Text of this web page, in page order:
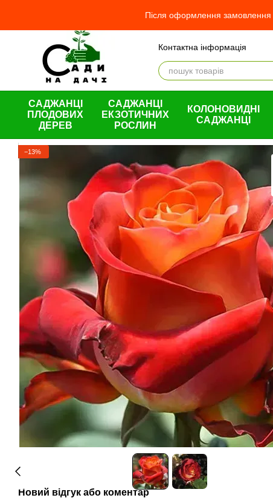
Після оформлення замовлення
Контактна інформація
Відгуки про магазин
Оплата і доставка
САДЖАНЦІ
ПЛОДОВИХ
ДЕРЕВ
САДЖАНЦІ
ЕКЗОТИЧНИХ
РОСЛИН
КОЛОНОВИДНІ
САДЖАНЦІ
−13%
Новий відгук або коментар